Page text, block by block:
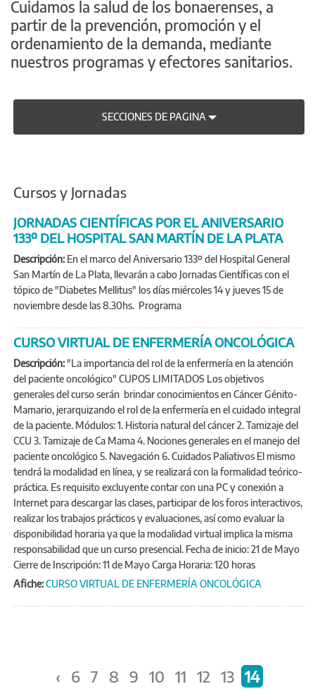
Cuidamos la salud de los bonaerenses, a
partir de la prevención, promoción y el
ordenamiento de la demanda, mediante
nuestros programas y efectores sanitarios.
SECCIONES DE PAGINA
Cursos y Jornadas
JORNADAS CIENTÍFICAS POR EL ANIVERSARIO
133º DEL HOSPITAL SAN MARTÍN DE LA PLATA
Descripción:En el marco del Aniversario 133º del Hospital General
San Martín de La Plata, llevarán a cabo Jornadas Científicas con el
tópico de "Diabetes Mellitus" los días miércoles 14 y jueves 15 de
noviembre desde las 8.30hs. Programa
CURSO VIRTUAL DE ENFERMERÍA ONCOLÓGICA
Descripción:"La importancia del rol de la enfermería en la atención
del paciente oncológico" CUPOS LIMITADOS Los objetivos
generales del curso serán brindar conocimientos en Cáncer Génito-
Mamario, jerarquizando el rol de la enfermería en el cuidado integral
de la paciente. Módulos: 1. Historia natural del cáncer 2. Tamizaje del
CCU 3. Tamizaje de Ca Mama 4. Nociones generales en el manejo del
paciente oncológico 5. Navegación 6. Cuidados Paliativos El mismo
tendrá la modalidad en línea, y se realizará con la formalidad teórico-
práctica. Es requisito excluyente contar con una PC y conexión a
Internet para descargar las clases, participar de los foros interactivos,
realizar los trabajos prácticos y evaluaciones, así como evaluar la
disponibilidad horaria ya que la modalidad virtual implica la misma
responsabilidad que un curso presencial. Fecha de inicio: 21 de Mayo
Cierre de Inscripción: 11 de Mayo Carga Horaria: 120 horas
Afiche:CURSO VIRTUAL DE ENFERMERÍA ONCOLÓGICA
‹ 6 7 8 9 10 11 12 13 14